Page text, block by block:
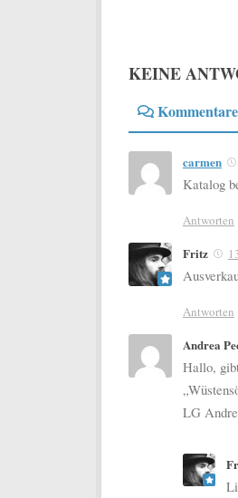
KEINE
Kommentare
carmen
Katalog
Antworten
Fritz
Antworten
Andrea
Hallo,
LG